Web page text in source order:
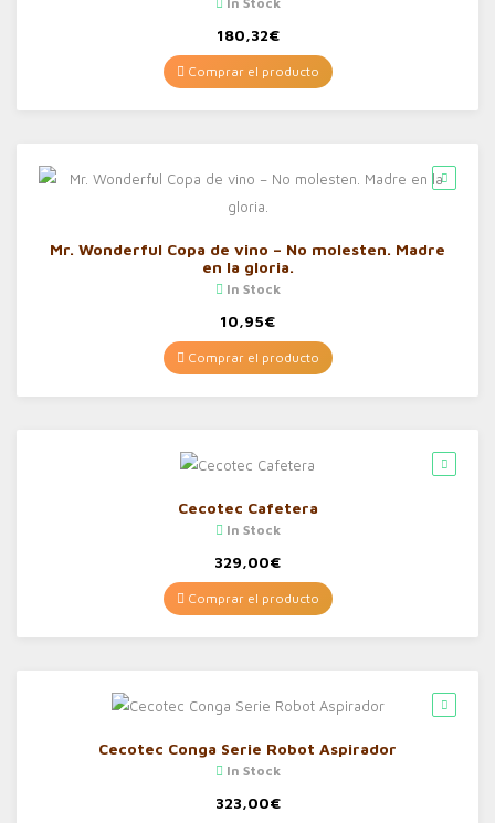
180,32€
Comprar el producto
Mr. Wonderful Copa de vino – No molesten. Madre
en la gloria.
In Stock
10,95€
Comprar el producto
Cecotec Cafetera
In Stock
329,00€
Comprar el producto
Cecotec Conga Serie Robot Aspirador
In Stock
323,00€